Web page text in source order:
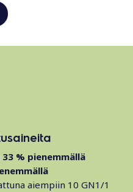
33 % pienemmällä
aiempiin 10 GN1/1